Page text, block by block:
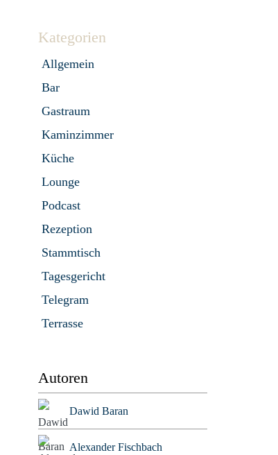
Kategorien
Allgemein
Bar
Gastraum
Kaminzimmer
Küche
Lounge
Podcast
Rezeption
Stammtisch
Tagesgericht
Telegram
Terrasse
Autoren
Dawid Baran
Alexander Fischbach